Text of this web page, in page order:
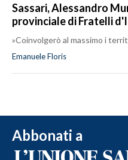
Sassari, Alessandro
provinciale di Fratelli
»Coinvolgerò al massimo i
Emanuele Floris
Abbonati a